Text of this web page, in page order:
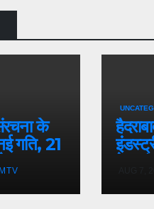
के
गति, 21
के लिए
नाबार्ड
टेक
को